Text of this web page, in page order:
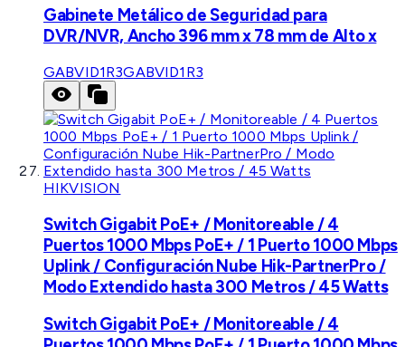
Gabinete Metálico de Seguridad para
DVR/NVR, Ancho 396 mm x 78 mm de Alto x
GABVID1R3GABVID1R3
HIKVISION
Switch Gigabit PoE+ / Monitoreable / 4
Puertos 1000 Mbps PoE+ / 1 Puerto 1000 Mbps
Uplink / Configuración Nube Hik-PartnerPro /
Modo Extendido hasta 300 Metros / 45 Watts
Switch Gigabit PoE+ / Monitoreable / 4